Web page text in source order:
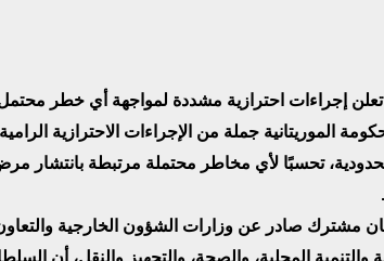
إجراءات احترازية مشددة لمواجهة أي خطر محتمل
الموريتانية جملة من الإجراءات الاحترازية
الحدودية، تحسبًا لأي مخاطر محتملة مرتبطة بانتشار
مشترك صادر عن وزارات الشؤون الخارجية والتعاون
والتنمية المحلية، والصحة، والتجهيز والنقل، أن